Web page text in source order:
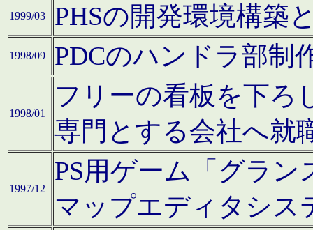
1999/03 PHSの開発環境構築
1998/09 PDCのハンドラ部制
1998/01
フリーの看板を下ろ
専門とする会社へ就
1997/12
PS用ゲーム「グラン
マップエディタシス